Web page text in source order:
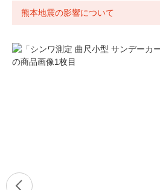
熊本地震の影響について